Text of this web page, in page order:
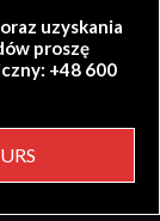
uzyskania
proszę
+48 600